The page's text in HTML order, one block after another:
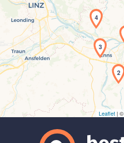
Laden der
2
3
4
Leaflet | ©